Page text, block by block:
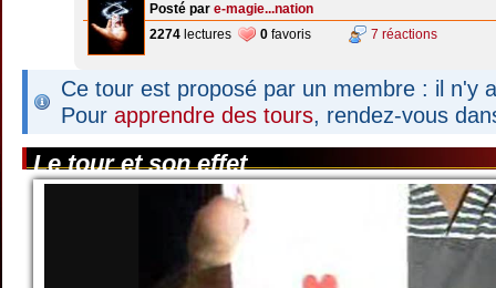
Posté par e-magie...nation
2274 lectures 0 favoris 7 réactions
Ce tour est proposé par un membre : il n'y
Pour apprendre des tours, rendez-vous
Le tour et son effet